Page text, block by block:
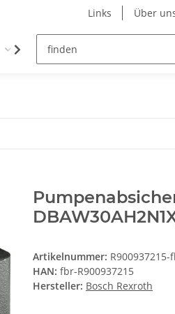
Links Über
Pneumatik
Artikelnummer: R900937215-
HAN: fbr-R900937215
Hersteller: Bosch Rexroth